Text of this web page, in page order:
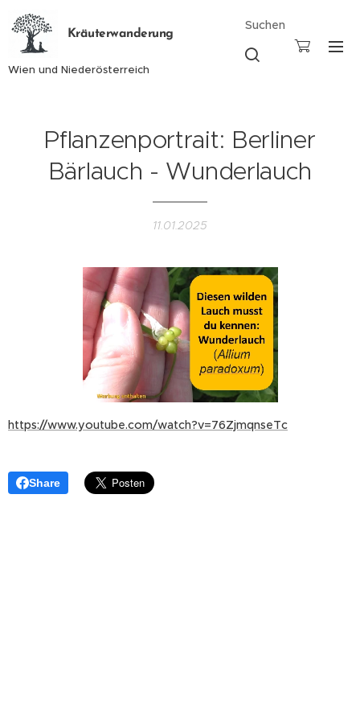
Kräuterwanderung
Wien und Niederösterreich
Suchen
Pflanzenportrait: Berliner
Bärlauch - Wunderlauch
11.01.2025
https://www.youtube.com/watch?v=76ZjmqnseTc
Share